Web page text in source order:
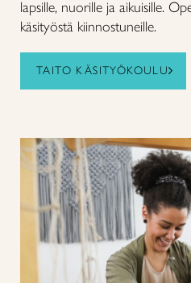
lapsille, nuorille ja aikuisille.
käsityöstä kiinnostuneille.
TAITO KÄSITYÖKOULU